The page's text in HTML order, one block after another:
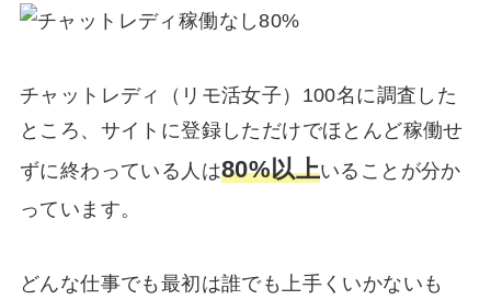
チャットレディ（リモ活女子）100名に調査した
ところ、サイトに登録しただけでほとんど稼働せ
ずに終わっている人は80%以上いることが分か
っています。
どんな仕事でも最初は誰でも上手くいかないも